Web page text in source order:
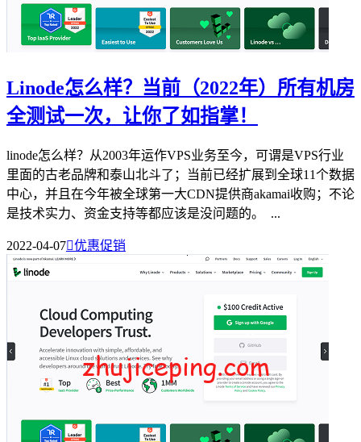
Linode怎么样？当前（2022年）所有机房
全测试一次，让你了如指掌！
linode怎么样？从2003年运作VPS业务至今，可谓是VPS行业
里面的古老品牌和泰山北斗了；当前已经扩展到全球11个数据
中心，并且在今年被全球第一大CDN提供商akamai收购；不论
是技术实力、资金支持等都应该是没问题的。 ...
2022-04-07优惠促销